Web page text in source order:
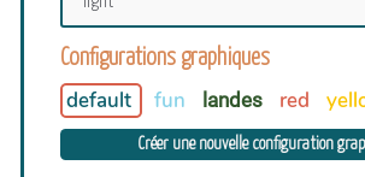
Configurations graphiques
default fun landes red
Créer une nouvelle configuration